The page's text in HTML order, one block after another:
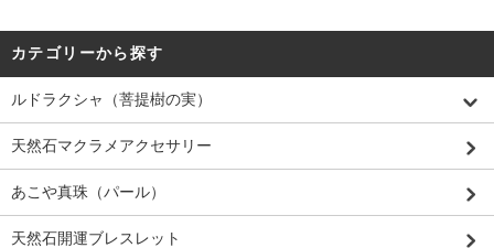
カテゴリーから探す
ルドラクシャ（菩提樹の実）
天然石マクラメアクセサリー
あこや真珠（パール）
天然石開運ブレスレット